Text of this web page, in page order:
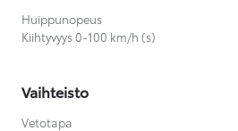
Huippunopeus
Kiihtyvyys 0-100 km/h (s)
Vaihteisto
Vetotapa